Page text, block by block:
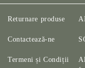
Returnare produse
Contactează-ne
Termeni și Condiții